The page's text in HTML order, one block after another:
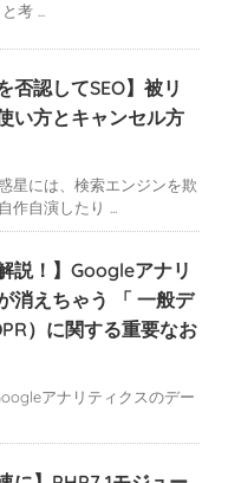
考 ...
否認してSEO】被リ
い方とキャンセル方
星には、検索エンジンを欺
作自演したり ...
説！】Googleアナリ
消えちゃう 「 一般デ
）に関する重要なお
アナリティクスのデー